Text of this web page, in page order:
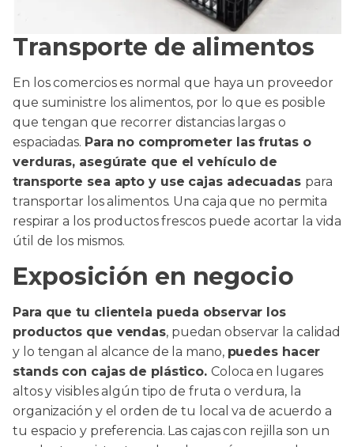
Transporte de alimentos
En los comercios es normal que haya un proveedor
que suministre los alimentos, por lo que es posible
que tengan que recorrer distancias largas o
espaciadas. Para no comprometer las frutas o
verduras, asegúrate que el vehículo de
transporte sea apto y use cajas adecuadas para
transportar los alimentos. Una caja que no permita
respirar a los productos frescos puede acortar la vida
útil de los mismos.
Exposición en negocio
Para que tu clientela pueda observar los
productos que vendas, puedan observar la calidad
y lo tengan al alcance de la mano, puedes hacer
stands con cajas de plástico. Coloca en lugares
altos y visibles algún tipo de fruta o verdura, la
organización y el orden de tu local va de acuerdo a
tu espacio y preferencia. Las cajas con rejilla son un